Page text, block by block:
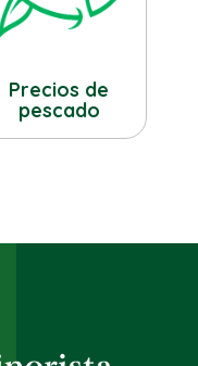
Precios de
pescado